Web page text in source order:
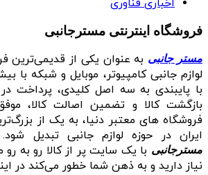
اخباری فناوری
فروشگاه اینترنتی مسترجانبی
مستر جانبی به عنوان یکی از قدیمی‌ترین
لوازم جانبی کامپیوتر، موبایل و شبکه با
بازگشت کالا و تضمین اصالت کالا،
فروشگاه‌ های معتبر دنیا، به یک از
ایران در حوزه لوازم جانبی تبدیل
مسترجانبی با یک سایت پر از کالا رو به
نیاز دارید و به ذهن شما خطور می‌کند در